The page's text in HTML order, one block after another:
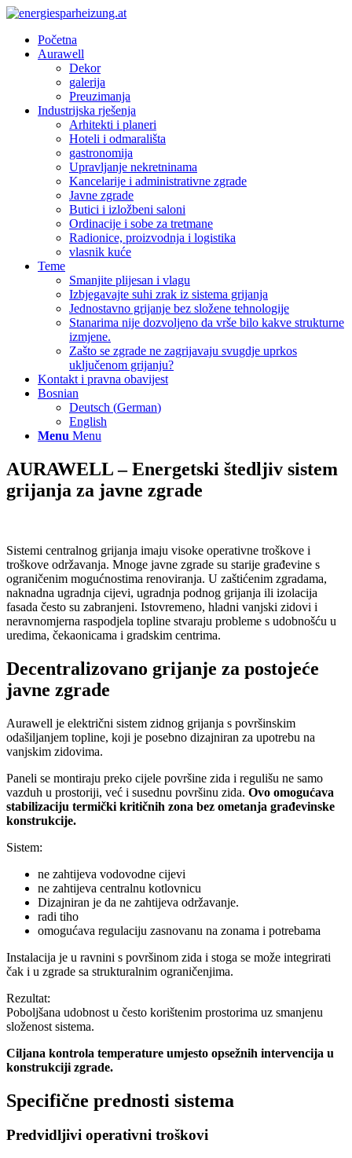
Početna
Aurawell
Dekor
galerija
Preuzimanja
Industrijska rješenja
Arhitekti i planeri
Hoteli i odmarališta
gastronomija
Upravljanje nekretninama
Kancelarije i administrativne zgrade
Javne zgrade
Butici i izložbeni saloni
Ordinacije i sobe za tretmane
Radionice, proizvodnja i logistika
vlasnik kuće
Teme
Smanjite plijesan i vlagu
Izbjegavajte suhi zrak iz sistema grijanja
Jednostavno grijanje bez složene tehnologije
Stanarima nije dozvoljeno da vrše bilo kakve strukturne
izmjene.
Zašto se zgrade ne zagrijavaju svugdje uprkos
uključenom grijanju?
Kontakt i pravna obavijest
Bosnian
Deutsch (German)
English
Menu Menu
AURAWELL – Energetski štedljiv sistem
grijanja za javne zgrade
Sistemi centralnog grijanja imaju visoke operativne troškove i
troškove održavanja. Mnoge javne zgrade su starije građevine s
ograničenim mogućnostima renoviranja. U zaštićenim zgradama,
naknadna ugradnja cijevi, ugradnja podnog grijanja ili izolacija
fasada često su zabranjeni. Istovremeno, hladni vanjski zidovi i
neravnomjerna raspodjela topline stvaraju probleme s udobnošću u
uredima, čekaonicama i gradskim centrima.
Decentralizovano grijanje za postojeće
javne zgrade
Aurawell je električni sistem zidnog grijanja s površinskim
odašiljanjem topline, koji je posebno dizajniran za upotrebu na
vanjskim zidovima.
Paneli se montiraju preko cijele površine zida i regulišu ne samo
vazduh u prostoriji, već i susednu površinu zida. Ovo omogućava
stabilizaciju termički kritičnih zona bez ometanja građevinske
konstrukcije.
Sistem:
ne zahtijeva vodovodne cijevi
ne zahtijeva centralnu kotlovnicu
Dizajniran je da ne zahtijeva održavanje.
radi tiho
omogućava regulaciju zasnovanu na zonama i potrebama
Instalacija je u ravnini s površinom zida i stoga se može integrirati
čak i u zgrade sa strukturalnim ograničenjima.
Rezultat:
Poboljšana udobnost u često korištenim prostorima uz smanjenu
složenost sistema.
Ciljana kontrola temperature umjesto opsežnih intervencija u
konstrukciji zgrade.
Specifične prednosti sistema
Predvidljivi operativni troškovi